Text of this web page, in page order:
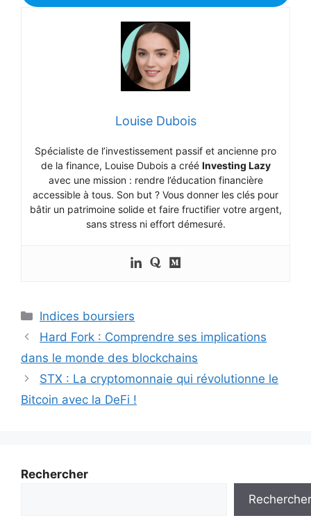
Louise Dubois
Spécialiste de l’investissement passif et ancienne pro
de la finance, Louise Dubois a créé Investing Lazy
avec une mission : rendre l’éducation financière
accessible à tous. Son but ? Vous donner les clés pour
bâtir un patrimoine solide et faire fructifier votre argent,
sans stress ni effort démesuré.
Catégories
Indices boursiers
Hard Fork : Comprendre ses implications
dans le monde des blockchains
STX : La cryptomonnaie qui révolutionne le
Bitcoin avec la DeFi !
Rechercher
Rechercher